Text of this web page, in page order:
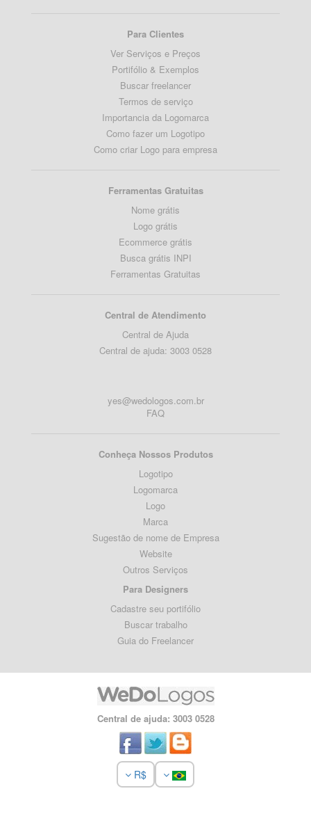
Para Clientes
Ver Serviços e Preços
Portifólio & Exemplos
Buscar freelancer
Termos de serviço
Importancia da Logomarca
Como fazer um Logotipo
Como criar Logo para empresa
Ferramentas Gratuitas
Nome grátis
Logo grátis
Ecommerce grátis
Busca grátis INPI
Ferramentas Gratuitas
Central de Atendimento
Central de Ajuda
Central de ajuda: 3003 0528
yes@wedologos.com.br
FAQ
Conheça Nossos Produtos
Logotipo
Logomarca
Logo
Marca
Sugestão de nome de Empresa
Website
Outros Serviços
Para Designers
Cadastre seu portifólio
Buscar trabalho
Guia do Freelancer
Central de ajuda: 3003 0528
R$